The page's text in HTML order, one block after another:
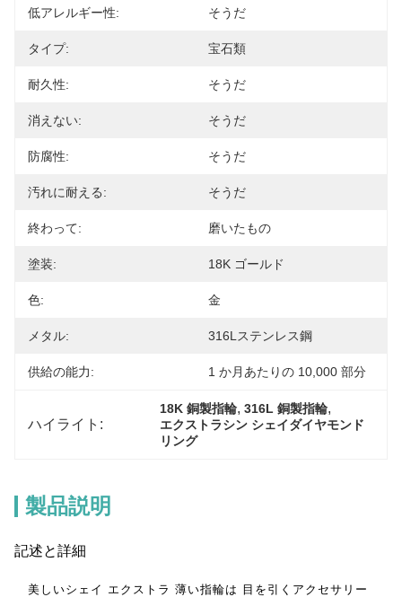
低アレルギー性: そうだ
タイプ: 宝石類
耐久性: そうだ
消えない: そうだ
防腐性: そうだ
汚れに耐える: そうだ
終わって: 磨いたもの
塗装: 18K ゴールド
色: 金
メタル: 316Lステンレス鋼
供給の能力: 1 か月あたりの 10,000 部分
ハイライト:
18K 銅製指輪, 316L 銅製指輪,
エクストラシン シェイダイヤモンド
リング
製品説明
記述と詳細
美しいシェイ エクストラ 薄い指輪は 目を引くアクセサリー